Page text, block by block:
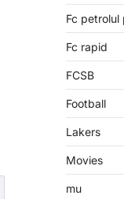
Fc petrolul
Fc rapid
FCSB
Football
Lakers
Movies
mu